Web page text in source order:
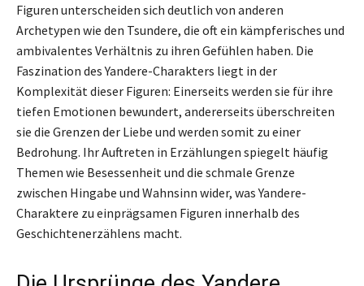
Figuren unterscheiden sich deutlich von anderen
Archetypen wie den Tsundere, die oft ein kämpferisches und
ambivalentes Verhältnis zu ihren Gefühlen haben. Die
Faszination des Yandere-Charakters liegt in der
Komplexität dieser Figuren: Einerseits werden sie für ihre
tiefen Emotionen bewundert, andererseits überschreiten
sie die Grenzen der Liebe und werden somit zu einer
Bedrohung. Ihr Auftreten in Erzählungen spiegelt häufig
Themen wie Besessenheit und die schmale Grenze
zwischen Hingabe und Wahnsinn wider, was Yandere-
Charaktere zu einprägsamen Figuren innerhalb des
Geschichtenerzählens macht.